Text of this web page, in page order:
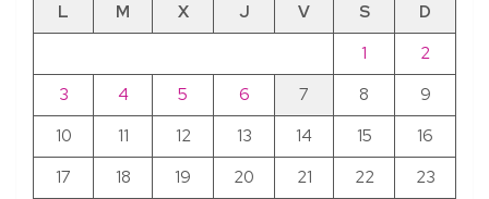
L
M X J V S
D
1
2
3
4 5 6 7 8
9
10
11 12 13 14 15
16
17
18 19 20 21 22 23